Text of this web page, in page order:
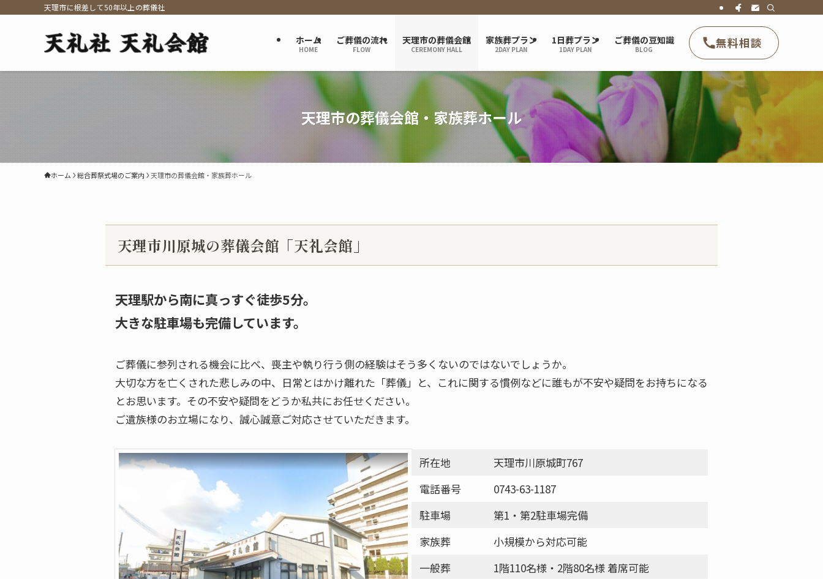
天理市に根差して50年以上の葬儀社
ホーム
HOME
ご葬儀の流れ
FLOW
天理市の葬儀会館
CEREMONY HALL
家族葬プラン
2DAY PLAN
1日葬プラン
1DAY PLAN
ご葬儀の豆知識
BLOG 無料相談
天理市の葬儀会館・家族葬ホール
ホーム 総合葬祭式場のご案内 天理市の葬儀会館・家族葬ホール
天理市川原城の葬儀会館「天礼会館」
天理駅から南に真っすぐ徒歩5分。
大きな駐車場も完備しています。
ご葬儀に参列される機会に比べ、喪主や執り行う側の経験はそう多くないのではないでしょうか。
大切な方を亡くされた悲しみの中、日常とはかけ離れた「葬儀」と、これに関する慣例などに誰もが不安や疑問をお持ちになる
とお思います。その不安や疑問をどうか私共にお任せください。
ご遺族様のお立場になり、誠心誠意ご対応させていただきます。
所在地
天理市川原城町767
電話番号
0743-63-1187
駐車場
第1・第2駐車場完備
家族葬
小規模から対応可能
一般葬
1階110名様・2階80名様 着席可能